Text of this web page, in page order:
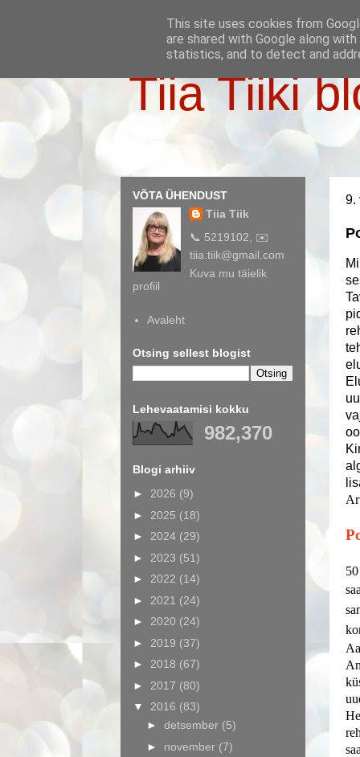
Tiia Tiiki
9.
VÕTA ÜHENDUST
Tiia Tiik
📞 5219102, ✉️
tiia.tiik@gmail.com
Kuva mu täielik
profiil
Avaleht
Otsing sellest blogist
Lehevaatamisi kokku
982,370
Blogi arhiiv
► 2026 (9)
► 2025 (18)
► 2024 (29)
► 2023 (51)
► 2022 (14)
► 2021 (24)
► 2020 (24)
► 2019 (37)
► 2018 (67)
► 2017 (80)
▼ 2016 (83)
► detsember (5)
► november (7)
This site uses cookies from
are shared with Google along
statistics, and to detect and